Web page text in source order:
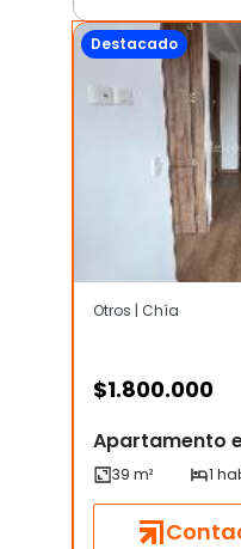
Destacado
Otros | Chía
$1.800.000
Apartamento